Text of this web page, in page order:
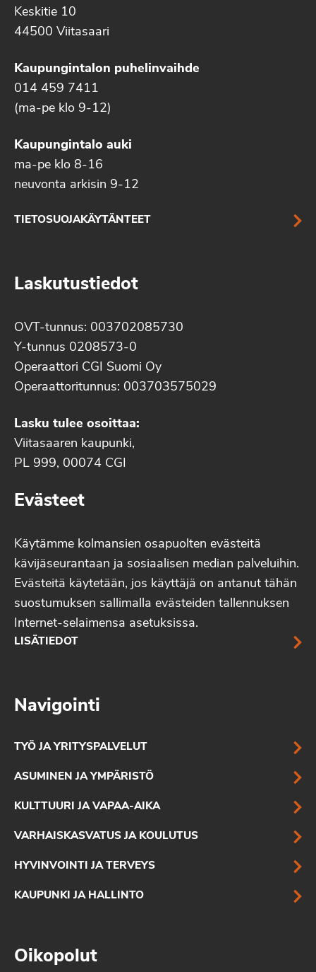
Keskitie 10
44500 Viitasaari
Kaupungintalon puhelinvaihde
014 459 7411
(ma-pe klo 9-12)
Kaupungintalo auki
ma-pe klo 8-16
neuvonta arkisin 9-12
TIETOSUOJAKÄYTÄNTEET
Laskutustiedot
OVT-tunnus: 003702085730
Y-tunnus 0208573-0
Operaattori CGI Suomi Oy
Operaattoritunnus: 003703575029
Lasku tulee osoittaa:
Viitasaaren kaupunki,
PL 999, 00074 CGI
Evästeet
Käytämme kolmansien osapuolten evästeitä
kävijäseurantaan ja sosiaalisen median palveluihin.
Evästeitä käytetään, jos käyttäjä on antanut tähän
suostumuksen sallimalla evästeiden tallennuksen
Internet-selaimensa asetuksissa.
LISÄTIEDOT
Navigointi
TYÖ JA YRITYSPALVELUT
ASUMINEN JA YMPÄRISTÖ
KULTTUURI JA VAPAA-AIKA
VARHAISKASVATUS JA KOULUTUS
HYVINVOINTI JA TERVEYS
KAUPUNKI JA HALLINTO
Oikopolut